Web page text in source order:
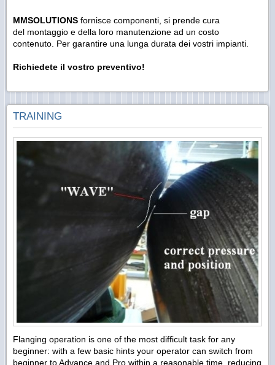
MMSOLUTIONS fornisce componenti, si prende cura
del montaggio e della loro manutenzione ad un costo
contenuto. Per garantire una lunga durata dei vostri impianti.
Richiedete il vostro preventivo!
TRAINING
Flanging operation is one of the most difficult task for any
beginner: with a few basic hints your operator can switch from
beginner to Advance and Pro within a reasonable time, reducing